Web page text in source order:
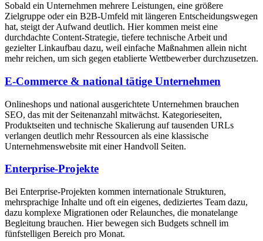
Sobald ein Unternehmen mehrere Leistungen, eine größere
Zielgruppe oder ein B2B-Umfeld mit längeren Entscheidungswegen
hat, steigt der Aufwand deutlich. Hier kommen meist eine
durchdachte Content-Strategie, tiefere technische Arbeit und
gezielter Linkaufbau dazu, weil einfache Maßnahmen allein nicht
mehr reichen, um sich gegen etablierte Wettbewerber durchzusetzen.
E-Commerce & national tätige Unternehmen
Onlineshops und national ausgerichtete Unternehmen brauchen
SEO, das mit der Seitenanzahl mitwächst. Kategorieseiten,
Produktseiten und technische Skalierung auf tausenden URLs
verlangen deutlich mehr Ressourcen als eine klassische
Unternehmenswebsite mit einer Handvoll Seiten.
Enterprise-Projekte
Bei Enterprise-Projekten kommen internationale Strukturen,
mehrsprachige Inhalte und oft ein eigenes, dediziertes Team dazu,
dazu komplexe Migrationen oder Relaunches, die monatelange
Begleitung brauchen. Hier bewegen sich Budgets schnell im
fünfstelligen Bereich pro Monat.